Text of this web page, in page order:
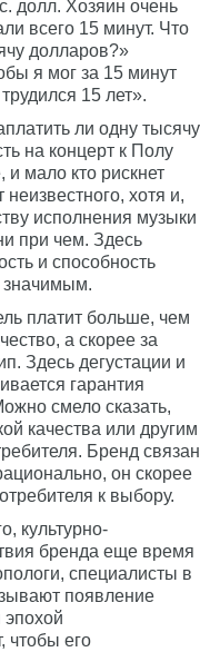
долл. Хозяин очень
всего 15 минут. Что
долларов?»
я мог за 15 минут
15 лет».
ли одну тысячу
на концерт к Полу
и мало кто рискнет
неизвестного, хотя и,
исполнения музыки
при чем. Здесь
и способность
значимым.
платит больше, чем
а скорее за
Здесь дегустации и
гарантия
смело сказать,
качества или другим
Бренд связан
он скорее
к выбору.
культурно-
бренда еще время
специалисты в
появление
чтобы его